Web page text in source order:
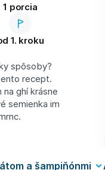
1 porcia
1. kroku
spôsoby?
recept.
ghí krásne
semienka im
a šampiňónmi